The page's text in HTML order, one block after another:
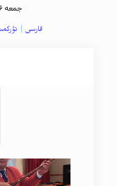
جمعه ۱۶ مرداد ۱۴۰۵
فارسی |